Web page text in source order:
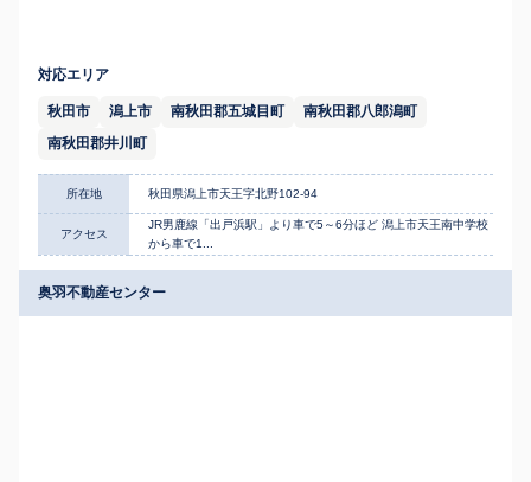
対応エリア
秋田市 潟上市 南秋田郡五城目町
南秋田郡八郎潟町
南秋田郡井川町
所在地 秋田県潟上市天王字北野102-94
アクセス
JR男鹿線「出戸浜駅」より車で5～6分ほど 潟上市天王南中学校
から車で1...
奥羽不動産センター